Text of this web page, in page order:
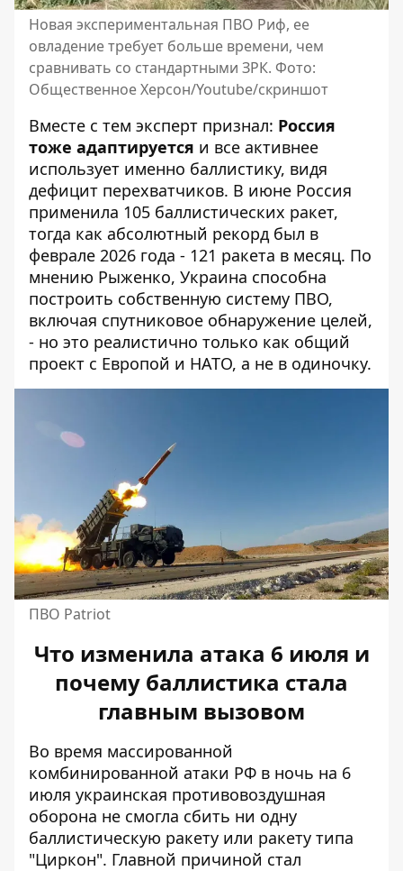
Новая экспериментальная ПВО Риф, ее
овладение требует больше времени, чем
сравнивать со стандартными ЗРК. Фото:
Общественное Херсон/Youtube/скриншот
Вместе с тем эксперт признал: Россия
тоже адаптируется и все активнее
использует именно баллистику, видя
дефицит перехватчиков. В июне Россия
применила 105 баллистических ракет,
тогда как абсолютный рекорд был в
феврале 2026 года - 121 ракета в месяц. По
мнению Рыженко, Украина способна
построить собственную систему ПВО,
включая спутниковое обнаружение целей,
- но это реалистично только как общий
проект с Европой и НАТО, а не в одиночку.
ПВО Patriot
Что изменила атака 6 июля и
почему баллистика стала
главным вызовом
Во время массированной
комбинированной атаки РФ в ночь на 6
июля украинская противовоздушная
оборона не смогла сбить ни одну
баллистическую ракету или ракету типа
"Циркон". Главной причиной стал